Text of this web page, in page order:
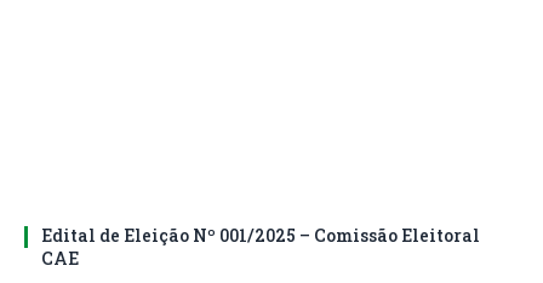
Edital de Eleição Nº 001/2025 – Comissão Eleitoral
CAE